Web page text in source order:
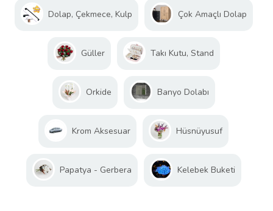
Dolap, Çekmece, Kulp Çok Amaçlı Dolap
Güller Takı Kutu, Stand
Orkide Banyo Dolabı
Krom Aksesuar Hüsnüyusuf
Papatya - Gerbera Kelebek Buketi